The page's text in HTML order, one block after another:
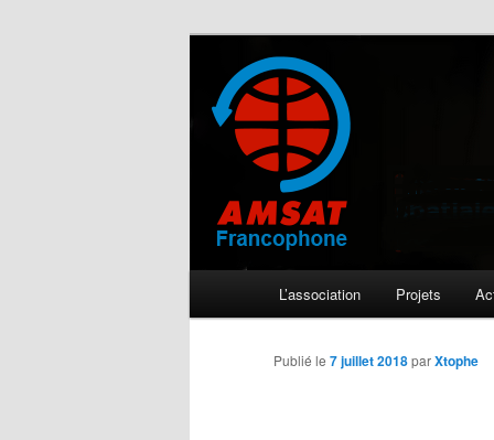
AMSAT
L’association Projets
Publié le 7 juillet 2018parXtophe